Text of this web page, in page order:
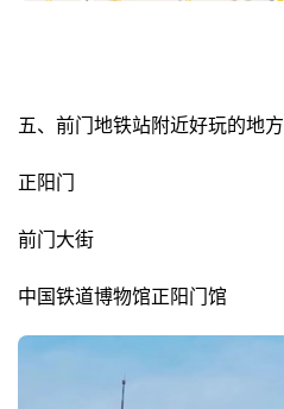
五、前门地铁站附近好玩的地方
正阳门
前门大街
中国铁道博物馆正阳门馆